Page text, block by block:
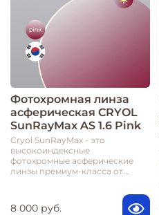
Фотохромная линза
асферическая CRYOL
SunRayMax AS 1.6 Pink
Cryol SunRayMax - это
высокоиндексные
фотохромные асферические
линзы премиум-класса от...
8 000 руб.